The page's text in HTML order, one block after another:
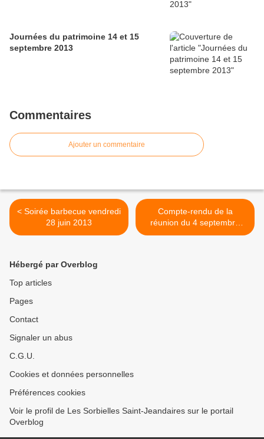
Journées du patrimoine 14 et 15
septembre 2013
Commentaires
Ajouter un commentaire
< Soirée barbecue vendredi
28 juin 2013
Compte-rendu de la
réunion du 4 septembre
2013 >
Hébergé par Overblog
Top articles
Pages
Contact
Signaler un abus
C.G.U.
Cookies et données personnelles
Préférences cookies
Voir le profil de Les Sorbielles Saint-Jeandaires sur le portail
Overblog